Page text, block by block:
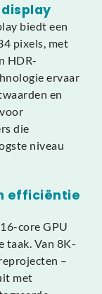
biedt een
pixels, met
HDR-
ervaar
en
die
niveau
efficiëntie
core GPU
taak. Van 8K-
–
met